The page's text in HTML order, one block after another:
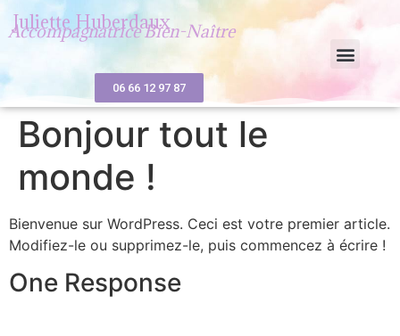
Juliette Huberdaux
Accompagnatrice Bien-Naître
06 66 12 97 87
Bonjour tout le
monde !
Bienvenue sur WordPress. Ceci est votre premier article.
Modifiez-le ou supprimez-le, puis commencez à écrire !
One Response